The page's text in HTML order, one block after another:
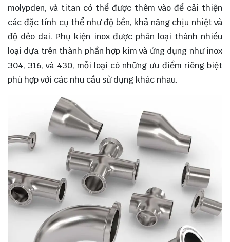
molypden, và titan có thể được thêm vào để cải thiện
các đặc tính cụ thể như độ bền, khả năng chịu nhiệt và
độ dẻo dai. Phụ kiện inox được phân loại thành nhiều
loại dựa trên thành phần hợp kim và ứng dụng như inox
304, 316, và 430, mỗi loại có những ưu điểm riêng biệt
phù hợp với các nhu cầu sử dụng khác nhau.